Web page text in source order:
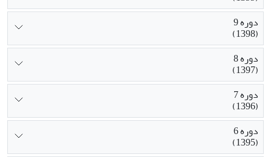
دوره 9
(1398)
دوره 8
(1397)
دوره 7
(1396)
دوره 6
(1395)